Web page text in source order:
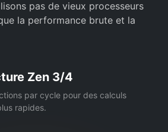
pas de vieux processeurs
la performance brute et la
Zen 3/4
par cycle pour des calculs
rapides.